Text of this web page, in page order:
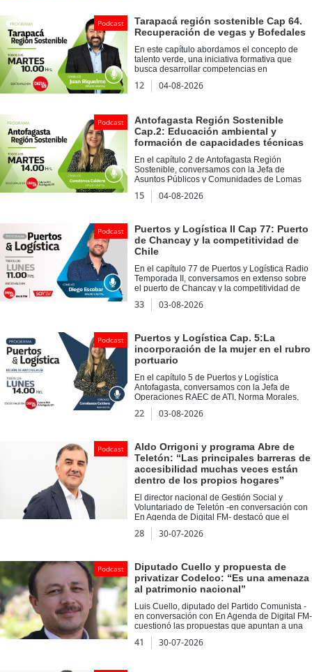
sección Voces Sostenibles, dialogamos con
Eva Soto Acevedo, académica de la Facultad
de Ingeniería y coordinadora del Diplomado
Energía 2030 de la Universidad de Playa
Ancha.
Podcast
Tarapacá región sostenible Cap 64.
Recuperación de vegas y Bofedales
En este capítulo abordamos el concepto de
talento verde, una iniciativa formativa que
busca desarrollar competencias en
sostenibilidad y economía circular en
estudiantes de educación superior. Además,
bofedales a través de la Iniciativa Más Agua,
un proyecto que rescata técnicas ancestrales
aymaras para la gestión sostenible del recurso
hídrico en ecosistemas altoandinos.
12 04-08-2026
Podcast
Antofagasta Región Sostenible
Cap.2: Educación ambiental y
formación de capacidades técnicas
En el capítulo 2 de Antofagasta Región
Sostenible, conversamos con la Jefa de
Asuntos Públicos y Comunidades de Lomas
Bayas, Mariela Dahmen acerca del programa
Semillero LomasLab, el cual entrega
Arenales. Asimismo, en Voces Sostenibles,
tuvimos como invitado a Rodolfo Tapia,
encargado de metodologías de Verdical, con
quien profundizamos en la importancia de la
educación ambiental.
15 04-08-2026
Podcast
Puertos y Logística II Cap 77: Puerto
de Chancay y la competitividad de
Chile
En el capítulo 77 de Puertos y Logística Radio
Temporada II, conversamos en extenso sobre
el puerto de Chancay y la competitividad de
Chile junto a José Luis Canales, jefe de
carrera y académico de la Facultad de
del Mar. Además, en Voces del Puerto
conversamos junto a Margarita Norambuena
Valdivia, Profesora del Departamento de
Ingeniería Eléctrica de la Universidad Técnica
Federico Santa María.
33 03-08-2026
Podcast
Puertos y Logística Cap. 5:La
incorporación de la mujer en el rubro
portuario
En el capítulo 5 de Puertos y Logística
Antofagasta, conversamos con la Jefa de
Operaciones RAEC de ATI, Norma Morales,
quien compartió su experiencia como
trabajadora en el rubro portuario y destacó la
acompañó Pablo Miranda, académico de la
UCN, con quien abordamos las oportunidades
y desafíos del corredor bioceánico.
22 03-08-2026
Podcast
Aldo Orrigoni y programa Abre de
Teletón: “Las principales barreras de
accesibilidad muchas veces están
dentro de los propios hogares”
El director nacional de Gestión Social y
Voluntariado de Teletón -en conversación con
En Agenda de Digital FM- destacó que el
programa Abre ha beneficiado a más de 11 mil
familias con adecuaciones gratuitas en sus
28 30-07-2026
Podcast
Diputado Cuello y propuesta de
privatizar Codelco: “Es una amenaza
al patrimonio nacional”
Luis Cuello, diputado del Partido Comunista -
en conversación con En Agenda de Digital FM-
cuestionó las propuestas que apuntan a una
eventual participación privada en Codelco y
defendió el rol estratégico de la principal
41 30-07-2026